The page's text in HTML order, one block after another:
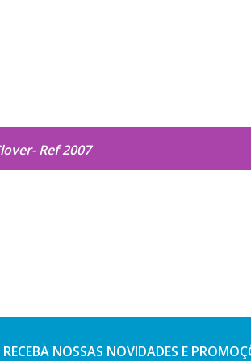
Ref 2007
NOSSAS NOVIDADES E